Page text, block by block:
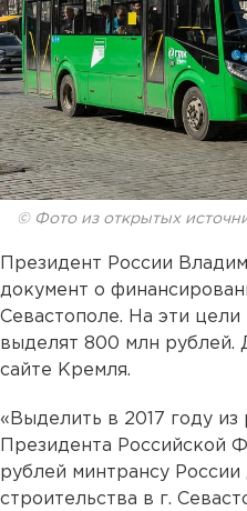
© Фото из открытых
Президент России
документ о
Севастополе. На эти
выделят 800 млн рублей.
сайте Кремля.
«Выделить в 2017 году
Президента Российской
рублей минтрансу
строительства в г.